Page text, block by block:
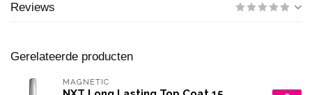
Reviews
Gerelateerde producten
MAGNETIC